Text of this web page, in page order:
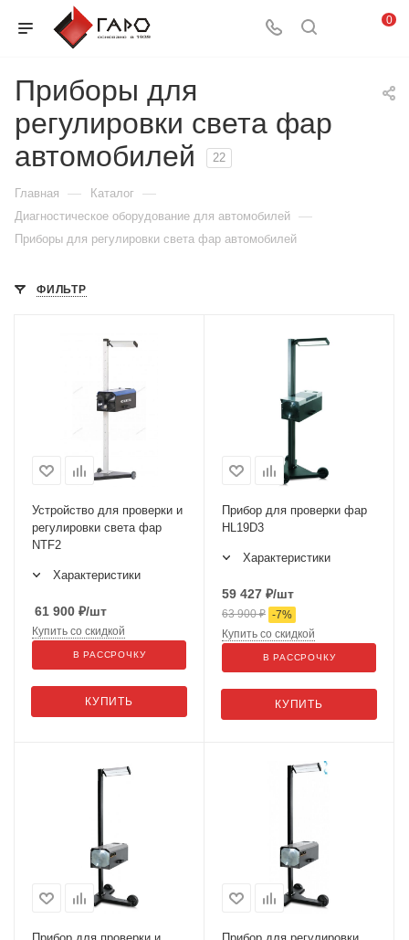
0
Приборы для
регулировки света фар
автомобилей
22
Главная — Каталог —
Диагностическое оборудование для автомобилей —
Приборы для регулировки света фар автомобилей
ФИЛЬТР
Устройство для проверки и
регулировки света фар
NTF2
Характеристики
61 900 ₽/шт
КУПИТЬ
Купить со скидкой
В РАССРОЧКУ
Прибор для проверки фар
HL19D3
Характеристики
59 427 ₽/шт
63 900₽ -7%
КУПИТЬ
Купить со скидкой
В РАССРОЧКУ